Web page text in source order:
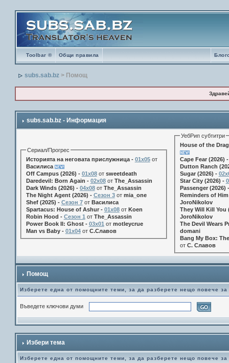
Toolbar ® Общи правила
subs.sab.bz > Помощ
subs.sab.bz - Информация
Сериал/Прогрес
Историята на неговата прислужница - 01х05от
Василиса
Off Campus (2026) - 01x08от sweetdeath
Daredevil: Born Again - 02x08от The_Assassin
Dark Winds (2026) - 04x08от The_Assassin
The Night Agent (2026) - Сезон 3от mia_one
Shef (2025) - Сезон 7от Василиса
Spartacus: House of Ashur - 01x08от Koen
Robin Hood - Сезон 1 от The_Assassin
Power Book II: Ghost - 03x01 от motleycrue
Man vs Baby - 01x04от С.Славов
УебРип субтитри
House of the
Cape Fear (2026)
Dutton Ranch
Sugar (2026) -
Star City (2026) -
Passenger (2026)
Reminders of
JoroNikolov
They Will Kill You
JoroNikolov
The Devil Wears
domani
Bang My Box:
от С. Славов
Помощ
Изберете една от помощните теми, за да разберете нещо повече
Въведете ключови думи
Избери тема
Изберете една от помощните теми, за да разберете нещо повече